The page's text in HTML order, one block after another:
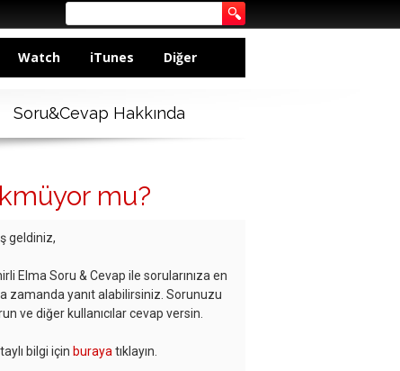
Watch iTunes Diğer
Soru&Cevap Hakkında
mu?
geldiniz,
Elma Soru & Cevap ile sorularınıza en
zamanda yanıt alabilirsiniz. Sorunuzu
ve diğer kullanıcılar cevap versin.
bilgi için buraya tıklayın.